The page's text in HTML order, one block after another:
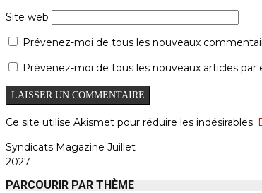
Site web
Prévenez-moi de tous les nouveaux
Prévenez-moi de tous les nouveaux articles par
Ce site utilise Akismet pour réduire les indésirables.
Syndicats Magazine Juillet
2027
PARCOURIR PAR THÈME